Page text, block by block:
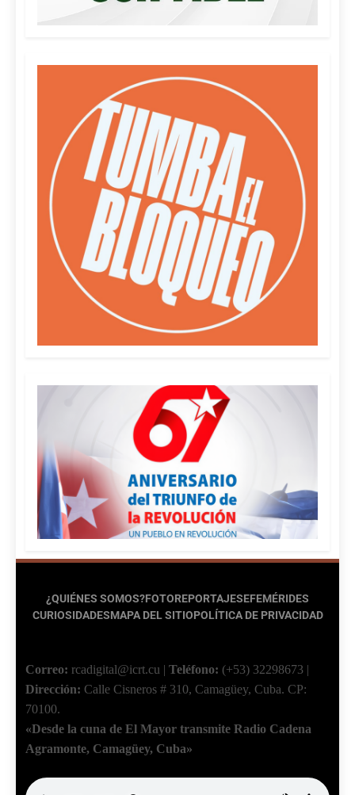
¿QUIÉNES SOMOS?FOTOREPORTAJESEFEMÉRIDES
CURIOSIDADESMAPA DEL SITIOPOLÍTICA DE PRIVACIDAD
Correo: rcadigital@icrt.cu | Teléfono: (+53) 32298673 |
Dirección: Calle Cisneros # 310, Camagüey, Cuba. CP:
70100.
«Desde la cuna de El Mayor transmite Radio Cadena
Agramonte, Camagüey, Cuba»